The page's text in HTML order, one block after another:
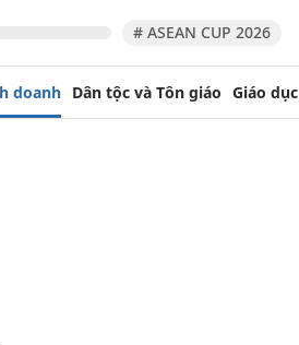
# ASEAN CUP 2026
doanh Dân tộc và Tôn giáo Giáo dục